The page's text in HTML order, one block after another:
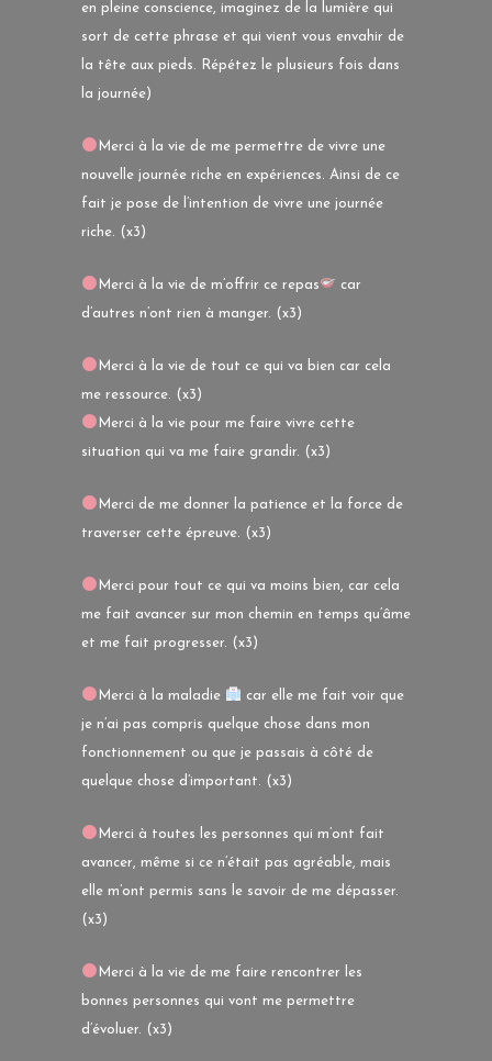
en pleine conscience, imaginez de la lumière qui
sort de cette phrase et qui vient vous envahir de
la tête aux pieds. Répétez le plusieurs fois dans
la journée)
Merci à la vie de me permettre de vivre une
nouvelle journée riche en expériences. Ainsi de ce
fait je pose de l’intention de vivre une journée
riche. (x3)
Merci à la vie de m’offrir ce repas
car
d’autres n’ont rien à manger. (x3)
Merci à la vie de tout ce qui va bien car cela
me ressource. (x3)
Merci à la vie pour me faire vivre cette
situation qui va me faire grandir. (x3)
Merci de me donner la patience et la force de
traverser cette épreuve. (x3)
Merci pour tout ce qui va moins bien, car cela
me fait avancer sur mon chemin en temps qu’âme
et me fait progresser. (x3)
Merci à la maladie
car elle me fait voir que
je n’ai pas compris quelque chose dans mon
fonctionnement ou que je passais à côté de
quelque chose d’important. (x3)
Merci à toutes les personnes qui m’ont fait
avancer, même si ce n’était pas agréable, mais
elle m’ont permis sans le savoir de me dépasser.
(x3)
Merci à la vie de me faire rencontrer les
bonnes personnes qui vont me permettre
d’évoluer. (x3)